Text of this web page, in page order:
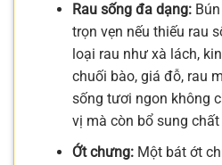
Rau sống đa dạng:Bún
trọn vẹn nếu thiếu rau
loại rau như xà lách,
chuối bào, giá đỗ, rau
sống tươi ngon không
vị mà còn bổ sung chất
Ớt chưng:Một bát ớt